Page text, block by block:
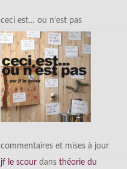
ceci est… ou n’est pas
commentaires et mises à jour
jf le scour dans théorie du